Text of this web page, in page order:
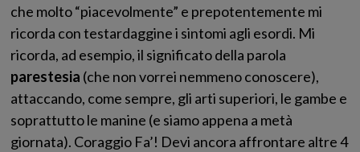
che molto “piacevolmente” e prepotentemente mi
ricorda con testardaggine i sintomi agli esordi. Mi
ricorda, ad esempio, il significato della parola
parestesia (che non vorrei nemmeno conoscere),
attaccando, come sempre, gli arti superiori, le gambe e
soprattutto le manine (e siamo appena a metà
giornata). Coraggio Fa’! Devi ancora affrontare altre 4